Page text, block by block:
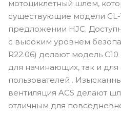
мотоциклетный шлем,
существующие модели CL-
предложении HJC.
с высоким уровнем
R22.06) делают модель
для начинающих, так и
пользователей .
вентиляция ACS делают
отличным для